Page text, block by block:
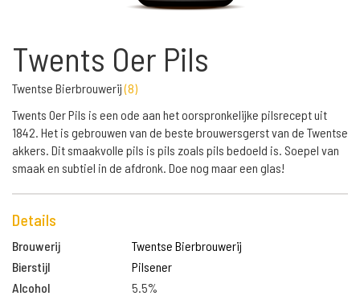
Twents Oer Pils
Twentse Bierbrouwerij(8)
Twents Oer Pils is een ode aan het oorspronkelijke pilsrecept uit
1842. Het is gebrouwen van de beste brouwersgerst van de Twentse
akkers. Dit smaakvolle pils is pils zoals pils bedoeld is. Soepel van
smaak en subtiel in de afdronk. Doe nog maar een glas!
Details
Brouwerij
Twentse Bierbrouwerij
Bierstijl
Pilsener
Alcohol
5.5%